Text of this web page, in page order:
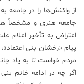
از واکنش‌ها را در جامعه
جامعه هنری و مشخصاً
اعتراض به تأخیر اعلام
پیام «رخشان بنی
مردم خواست تا به یاد
اگر چه در ادامه خانم بنی